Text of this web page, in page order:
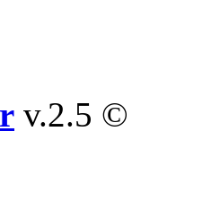
v.2.5 ©